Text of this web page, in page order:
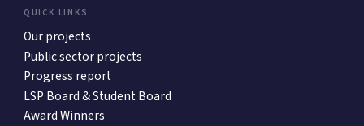
QUICK LINKS
Our projects
Public sector projects
Progress report
LSP Board & Student Board
Award Winners